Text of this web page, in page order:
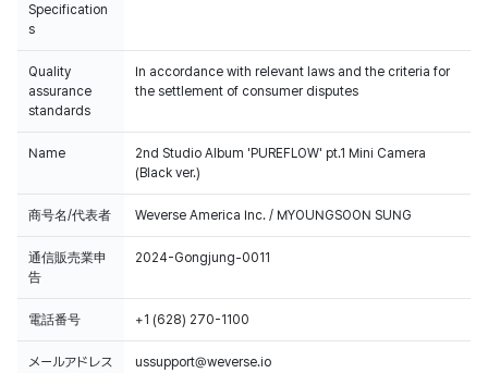
Specification
s
Quality
assurance
standards
In accordance with relevant laws and the criteria for
the settlement of consumer disputes
Name
2nd Studio Album 'PUREFLOW' pt.1 Mini Camera
(Black ver.)
商号名/代表者 Weverse America Inc. / MYOUNGSOON SUNG
通信販売業申
告
2024-Gongjung-0011
電話番号 +1 (628) 270-1100
メールアドレス ussupport@weverse.io